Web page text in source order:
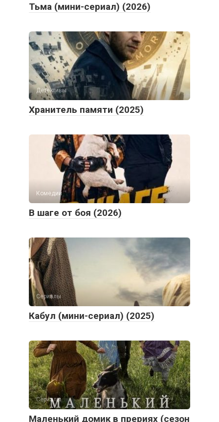
Тьма (мини-сериал) (2026)
Детективы
Хранитель памяти (2025)
Комедии
В шаге от боя (2026)
Сериалы
Кабул (мини-сериал) (2025)
Сериалы
Маленький домик в прериях (сезон